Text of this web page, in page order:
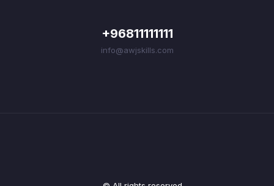
+96811111111
info@awjskills.com